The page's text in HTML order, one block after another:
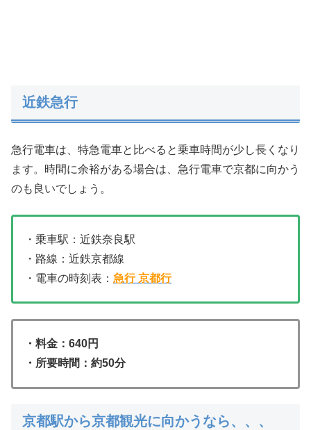
近鉄急行
急行電車は、特急電車と比べると乗車時間が少し長くなり
ます。時間に余裕がある場合は、急行電車で京都に向かう
のも良いでしょう。
・乗車駅：近鉄奈良駅
・路線：近鉄京都線
・電車の時刻表： 急行 京都行
・料金：640円
・所要時間：約50分
京都駅から京都観光に向かうなら、、、